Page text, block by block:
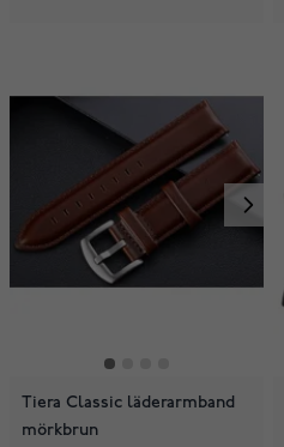
Tiera Classic läderarmband
mörkbrun